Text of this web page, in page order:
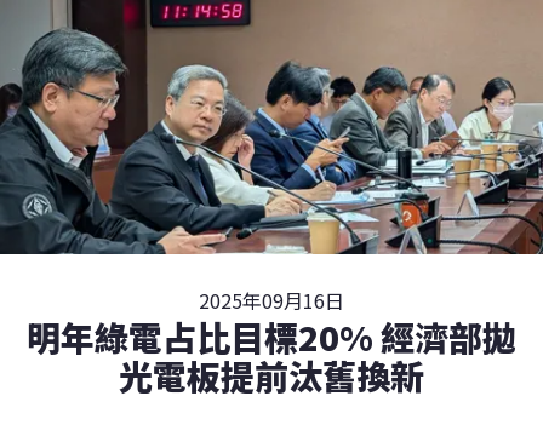
2025年09月16日
明年綠電占比目標20% 經濟部拋
光電板提前汰舊換新